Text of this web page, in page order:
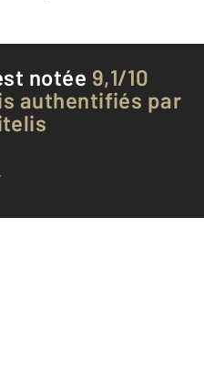
notée 9,1/10
authentifiés par
avis clients